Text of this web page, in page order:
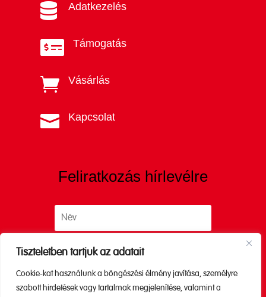
Tiszteletben tartjuk az adatait
Cookie-kat használunk a böngészési élmény javítása, személyre
szabott hirdetések vagy tartalmak megjelenítése, valamint a
 Adatkezelés
 Támogatás
 Vásárlás
 Kapcsolat
Feliratkozás hírlevélre
Küldés